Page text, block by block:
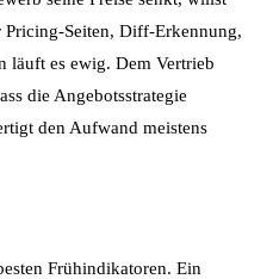
Seiten, Diff-Erkennung,
läuft es ewig. Dem Vertrieb
die Angebotsstrategie
den Aufwand meistens
Frühindikatoren. Ein